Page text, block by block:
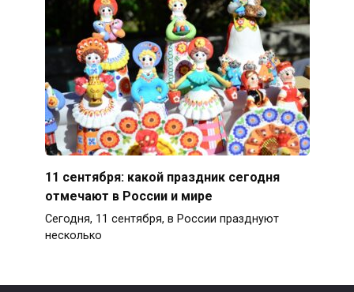
11 сентября: какой праздник сегодня
отмечают в России и мире
Сегодня, 11 сентября, в России празднуют
несколько